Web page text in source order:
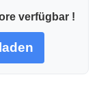
verfügbar !